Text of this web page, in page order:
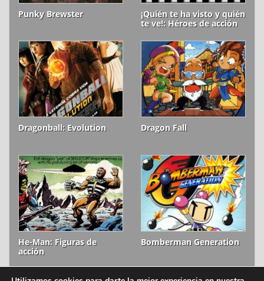
Punky Brewster
¡Quién te ha visto y quién
te ve!: Héroes de acción
Dragonball: Evolution Dragon Fall
He-Man: Figuras de
acción
Bomberman Generation